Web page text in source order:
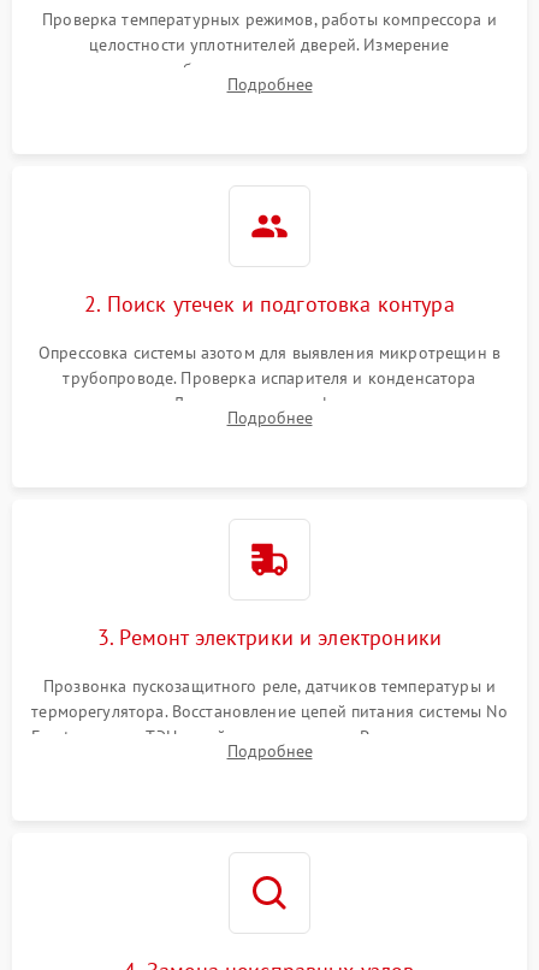
работе
2000 ₽ Подробнее →
1000 ₽
1800 ₽
Проверка температурных режимов, работы компрессора и
целостности уплотнителей дверей. Измерение
сопротивления обмоток мотора, проверка термостата и
считывание кодов ошибок с электронного дисплея.
Подробнее
2. Поиск утечек и подготовка контура
Опрессовка системы азотом для выявления микротрещин в
трубопроводе. Проверка испарителя и конденсатора
течеискателем. Демонтаж старого фильтра-осушителя и
продувка капиллярной трубки для устранения засоров.
Подробнее
3. Ремонт электрики и электроники
Прозвонка пускозащитного реле, датчиков температуры и
терморегулятора. Восстановление цепей питания системы No
Frost, включая ТЭН оттайки и вентилятор. Ремонт или замена
платы управления при сбоях алгоритмов.
Подробнее